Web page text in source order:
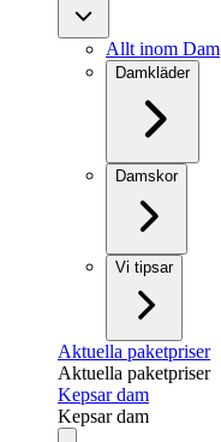
Allt inom Dam
Damkläder
Damskor
Vi tipsar
Aktuella paketpriser
Aktuella paketpriser
Kepsar dam
Kepsar dam